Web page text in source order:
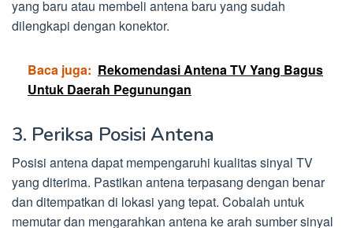
yang baru atau membeli antena baru yang sudah
dilengkapi dengan konektor.
Baca juga: Rekomendasi Antena TV Yang Bagus
Untuk Daerah Pegunungan
3. Periksa Posisi Antena
Posisi antena dapat mempengaruhi kualitas sinyal TV
yang diterima. Pastikan antena terpasang dengan benar
dan ditempatkan di lokasi yang tepat. Cobalah untuk
memutar dan mengarahkan antena ke arah sumber sinyal